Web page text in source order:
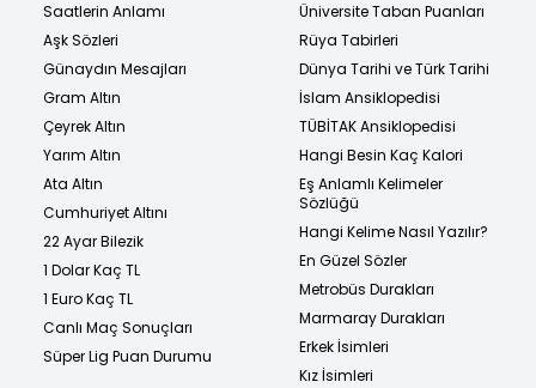
Saatlerin Anlamı
Aşk Sözleri
Günaydın Mesajları
Gram Altın
Çeyrek Altın
Yarım Altın
Ata Altın
Cumhuriyet Altını
22 Ayar Bilezik
1 Dolar Kaç TL
1 Euro Kaç TL
Canlı Maç Sonuçları
Süper Lig Puan Durumu
Üniversite Taban Puanları
Rüya Tabirleri
Dünya Tarihi ve Türk Tarihi
İslam Ansiklopedisi
TÜBİTAK Ansiklopedisi
Hangi Besin Kaç Kalori
Eş Anlamlı Kelimeler
Sözlüğü
Hangi Kelime Nasıl Yazılır?
En Güzel Sözler
Metrobüs Durakları
Marmaray Durakları
Erkek İsimleri
Kız İsimleri